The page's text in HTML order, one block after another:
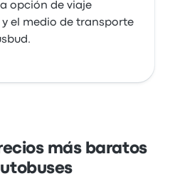
opción de viaje
el medio de transporte
más baratos